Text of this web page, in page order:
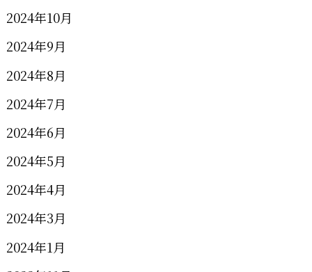
2024年10月
2024年9月
2024年8月
2024年7月
2024年6月
2024年5月
2024年4月
2024年3月
2024年1月